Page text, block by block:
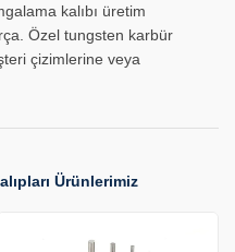
kalıbı üretim
Özel tungsten karbür
çizimlerine veya
Ürünlerimiz